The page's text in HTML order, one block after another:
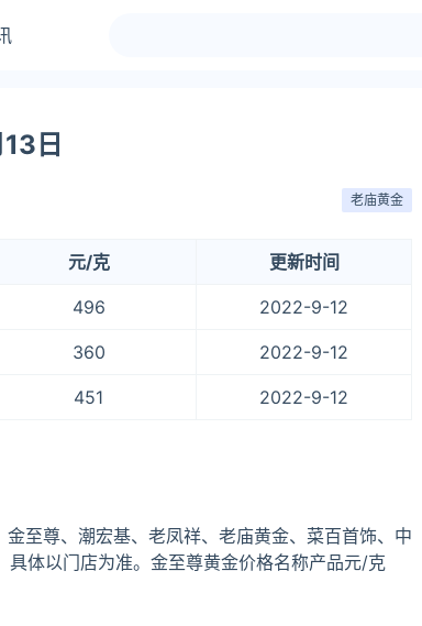
日
老庙黄金
元/克 更新时间
496 2022-9-12
360 2022-9-12
451 2022-9-12
至尊、潮宏基、老凤祥、老庙黄金、菜百首饰、中
体以门店为准。金至尊黄金价格名称产品元/克